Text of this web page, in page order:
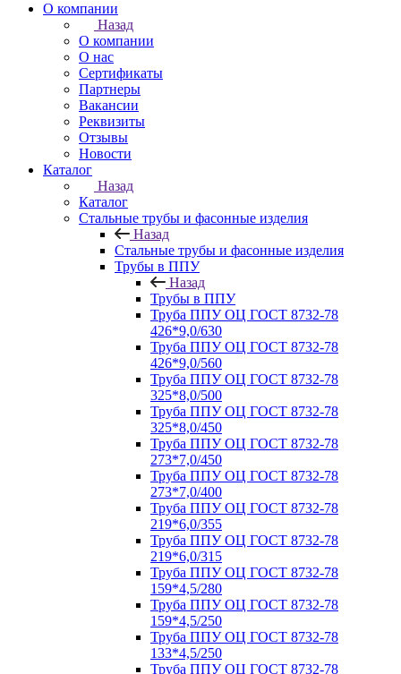
О компании
Назад
О компании
О нас
Сертификаты
Партнеры
Вакансии
Реквизиты
Отзывы
Новости
Каталог
Назад
Каталог
Стальные трубы и фасонные изделия
Назад
Стальные трубы и фасонные изделия
Трубы в ППУ
Назад
Трубы в ППУ
Труба ППУ ОЦ ГОСТ 8732-78
426*9,0/630
Труба ППУ ОЦ ГОСТ 8732-78
426*9,0/560
Труба ППУ ОЦ ГОСТ 8732-78
325*8,0/500
Труба ППУ ОЦ ГОСТ 8732-78
325*8,0/450
Труба ППУ ОЦ ГОСТ 8732-78
273*7,0/450
Труба ППУ ОЦ ГОСТ 8732-78
273*7,0/400
Труба ППУ ОЦ ГОСТ 8732-78
219*6,0/355
Труба ППУ ОЦ ГОСТ 8732-78
219*6,0/315
Труба ППУ ОЦ ГОСТ 8732-78
159*4,5/280
Труба ППУ ОЦ ГОСТ 8732-78
159*4,5/250
Труба ППУ ОЦ ГОСТ 8732-78
133*4,5/250
Труба ППУ ОЦ ГОСТ 8732-78